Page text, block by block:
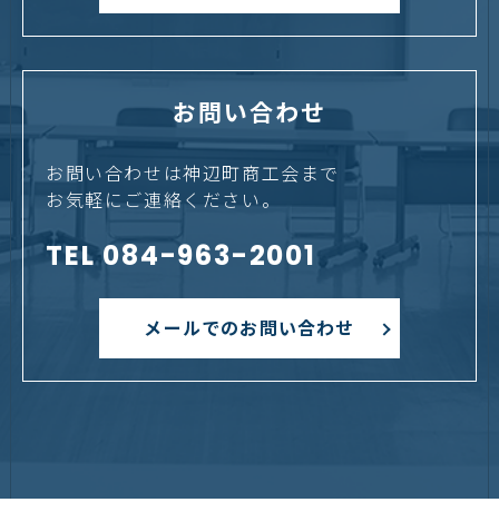
お問い合わせ
お問い合わせは神辺町商工会まで
お気軽にご連絡ください。
TEL 084-963-2001
メールでのお問い合わせ